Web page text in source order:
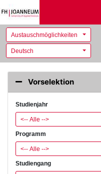
Austauschmöglichkeiten
Deutsch
Vorselektion
Studienjahr
<-- Alle -->
Programm
<-- Alle -->
Studiengang